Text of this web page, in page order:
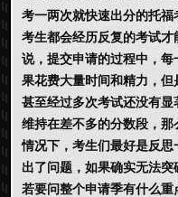
考一两次就快速出分的托
考生都会经历反复的考试
说，提交申请的过程中，
果花费大量时间和精力，但
甚至经过多次考试还没有
维持在差不多的分数段，
情况下，考生们最好是反
出了问题，如果确实无法突
若要问整个申请季有什么重